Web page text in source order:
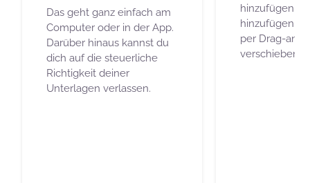
Dalej
Das geht ganz einfach am
Computer oder in der App.
Darüber hinaus kannst du
dich auf die steuerliche
Richtigkeit deiner
Unterlagen verlassen.
hinzufügen,
hinzufügen
per Drag-
verschieben.